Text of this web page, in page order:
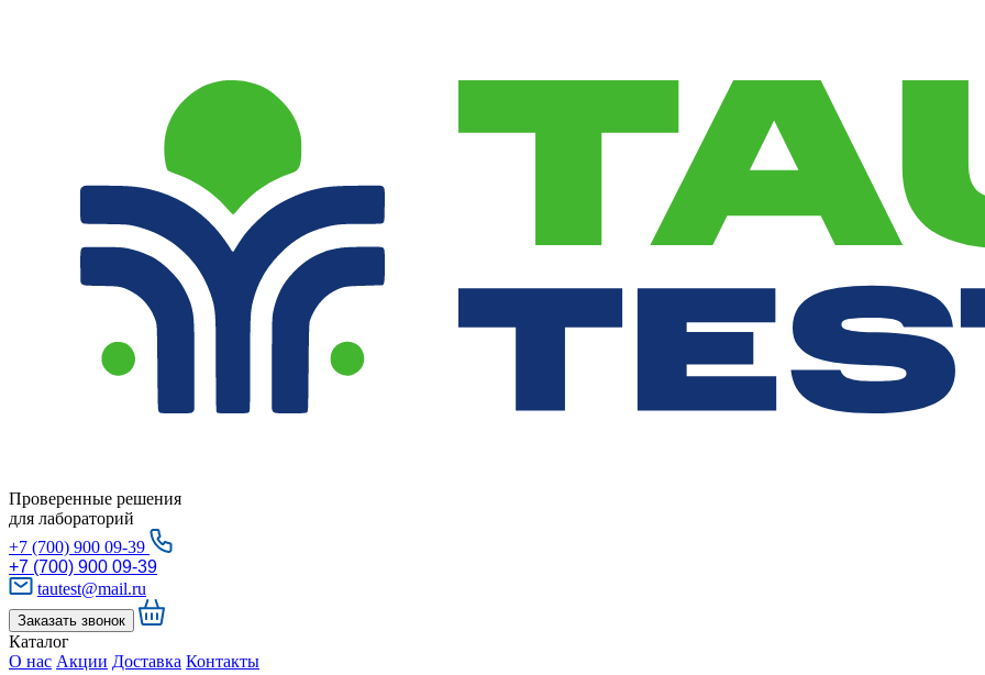
Проверенные решения
для лабораторий
+7 (700) 900 09-39
+7 (700) 900 09-39
tautest@mail.ru
Заказать звонок
Каталог
О нас Акции Доставка Контакты